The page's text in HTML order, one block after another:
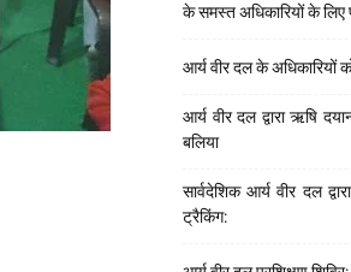
के समस्त अधिकारियों के लिए
आर्य वीर दल के अधिकारियों
आर्य वीर दल द्वारा ऋषि
बलिया
सार्वदेशिक आर्य वीर दल
ट्रैकिंग: